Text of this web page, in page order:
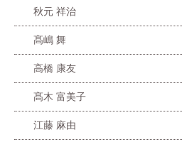
秋元 祥治
髙嶋 舞
高橋 康友
髙木 富美子
江藤 麻由